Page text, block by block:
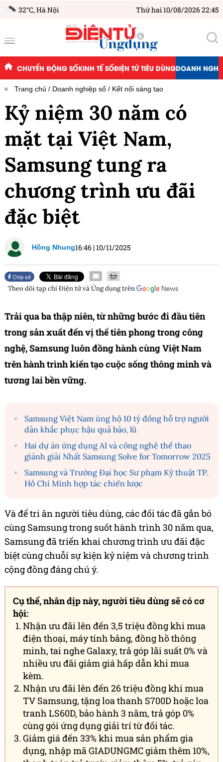
32°C,Hà Nội Thứ hai 10/08/2026 22:45
CHUYỂN ĐỘNG SỐKINH TẾ SỐĐIỆN TỬ TIÊU DÙNGDOANH
Trang chủ Doanh nghiệp số Kết nối sáng tạo
Kỷ niệm 30 năm có
mặt tại Việt Nam,
Samsung tung ra
chương trình ưu đãi
đặc biệt
Hồng Nhung16:46 |10/11/2025
Chia sẻ
Theo dõi tạp chíĐiện tử và Ứng dụngtrên
Trải qua ba thập niên, từ những bước đi đầu tiên
trong sản xuất đến vị thế tiên phong trong công
nghệ, Samsung luôn đồng hành cùng Việt Nam
trên hành trình kiến tạo cuộc sống thông minh và
tương lai bền vững.
Samsung Việt Nam ủng hộ 10 tỷ đồng hỗ trợ người
dân khắc phục hậu quả bão, lũ
Hai dự án ứng dụng AI và công nghệ thể thao
giành giải Nhất Samsung Solve for Tomorrow 2025
Samsung và Trường Đại học Sư phạm Kỹ thuật TP.
Hồ Chí Minh hợp tác chiến lược
Và để tri ân người tiêu dùng, các đối tác đã gắn bó
cùng Samsung trong suốt hành trình 30 năm qua,
Samsung đã triển khai chương trình ưu đãi đặc
biệt cùng chuỗi sự kiện kỷ niệm và chương trình
cộng đồng đáng chú ý.
Cụ thể, nhân dịp này, người tiêu dùng sẽ có cơ
hội:
Nhận ưu đãi lên đến 3,5 triệu đồng khi mua
điện thoại, máy tính bảng, đồng hồ thông
minh, tai nghe Galaxy, trả góp lãi suất 0% và
nhiều ưu đãi giảm giá hấp dẫn khi mua
kèm.
Nhận ưu đãi lên đến 26 triệu đồng khi mua
TV Samsung, tặng loa thanh S700D hoặc loa
tranh LS60D, bảo hành 3 năm, trả góp 0%
cùng gói ứng dụng giải trí từ đối tác.
Giảm giá đến 33% khi mua sản phẩm gia
dụng, nhập mã GIADUNGMC giảm thêm 10%,